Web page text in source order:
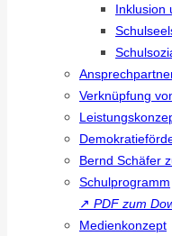
Inklusion
Verknüpfung
Bernd Schäfer
Schulprogramm
↗ PDF zum
Medienkonzept